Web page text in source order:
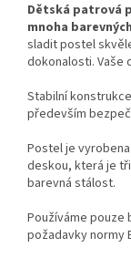
Dětská patrová
mnoha
sladit postel
dokonalosti. Vaše
Stabilní
především
Postel je
deskou, která je
barevná stálost.
Používáme
požadavky normy